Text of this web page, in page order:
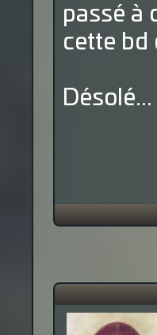
passé à
cette bd
Désolé...